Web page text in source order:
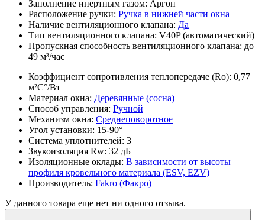
Заполнение инертным газом: Аргон
Расположение ручки: Ручка в нижней части окна
Наличие вентиляционного клапана: Да
Тип вентиляционного клапана: V40P (автоматический)
Пропускная способность вентиляционного клапана: до
49 м³/час
Коэффициент сопротивления теплопередаче (Ro): 0,77
м²С°/Вт
Материал окна: Деревянные (сосна)
Способ управления: Ручной
Механизм окна: Среднеповоротное
Угол установки: 15-90°
Система уплотнителей: 3
Звукоизоляция Rw: 32 дБ
Изоляционные оклады: В зависимости от высоты
профиля кровельного материала (ESV, EZV)
Производитель: Fakro (Факро)
У данного товара еще нет ни одного отзыва.